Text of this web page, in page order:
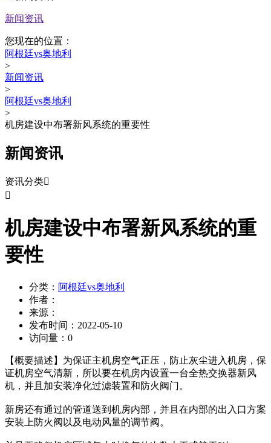
新闻资讯
您现在的位置：
阿根廷vs奥地利
>
新闻资讯
>
阿根廷vs奥地利
>
机房建设中布署新风系统的重要性
新闻资讯
资讯分类

机房建设中布署新风系统的重
要性
分类： 阿根廷vs奥地利
作者：
来源：
发布时间： 2022-05-10
访问量： 0
【概要描述】 为保证主机房空气正压，防止灰尘进入机房，保
证机房空气清新，所以要在机房内设置一台全热交换器新风
机，并且加安装净化过滤装置和防火阀门。
新房还有通过的管道送到机房内部，并且在内部的出入口方案
安装上防火阀以及电动风量的调节阀。